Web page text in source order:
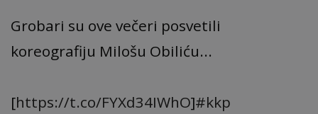
Grobari su ove večeri posvetili
koreografiju Milošu Obiliću...
[https://t.co/FYXd34IWhO]#kkp